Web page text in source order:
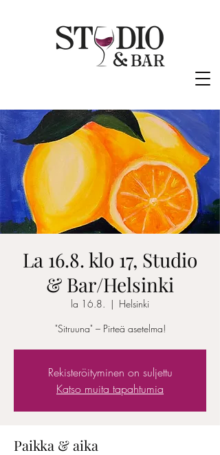
La 16.8. klo 17, Studio
& Bar/Helsinki
la 16.8.
  |
Helsinki
"Sitruuna" – Pirteä asetelma!
Rekisteröityminen on suljettu
Katso muita tapahtumia
Paikka & aika